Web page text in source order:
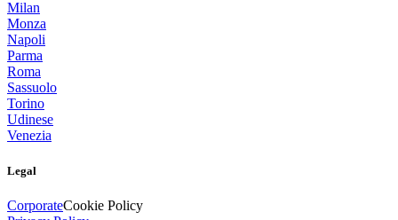
Milan
Monza
Napoli
Parma
Roma
Sassuolo
Torino
Udinese
Venezia
Legal
CorporateCookie Policy